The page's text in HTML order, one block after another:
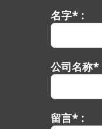
名字* :
公司名称*
留言* :